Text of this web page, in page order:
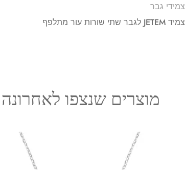
צמידי גבר
צמיד JETEM לגבר שתי שורות עור מתלפף
מוצרים שנצפו לאחרונה